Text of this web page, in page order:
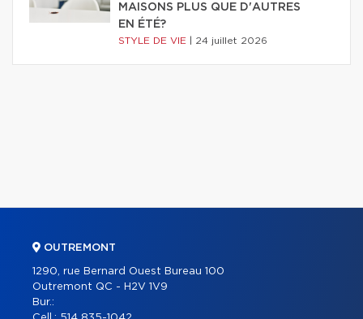
MAISONS PLUS QUE D'AUTRES
EN ÉTÉ?
STYLE DE VIE 24 juillet 2026
OUTREMONT
1290, rue Bernard Ouest Bureau 100
Outremont QC - H2V 1V9
Bur.: